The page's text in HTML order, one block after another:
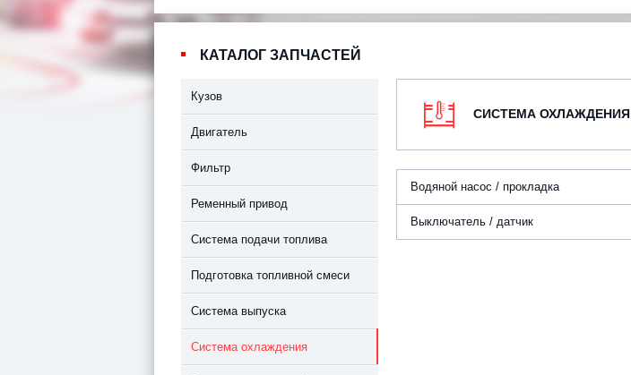
КАТАЛОГ ЗАПЧАСТЕЙ
Кузов
Двигатель
Фильтр
Ременный привод
Система подачи топлива
Подготовка топливной смеси
Система выпуска
Система охлаждения
СИСТЕМА ОХЛАЖДЕНИЯ
Водяной насос / прокладка
Выключатель / датчик